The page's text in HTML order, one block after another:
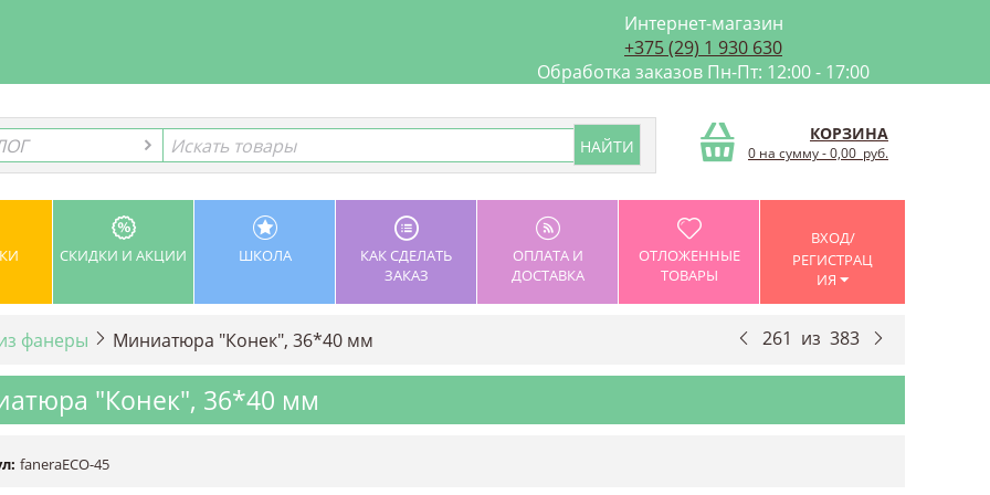
Интернет-магазин
+375 (29) 1 930 630
Обработка заказов Пн-Пт: 12:00 - 17:00
КОРЗИНА
0 на сумму-0,00 руб.
СКИДКИ И АКЦИИ ШКОЛА
КАК СДЕЛАТЬ
ЗАКАЗ
ОПЛАТА И
ДОСТАВКА
ОТЛОЖЕННЫЕ
ТОВАРЫ
ВХОД/
РЕГИСТРАЦ
ИЯ
фанеры Миниатюра "Конек", 36*40 мм 261 из 383
"Конек", 36*40 мм
faneraECO-45